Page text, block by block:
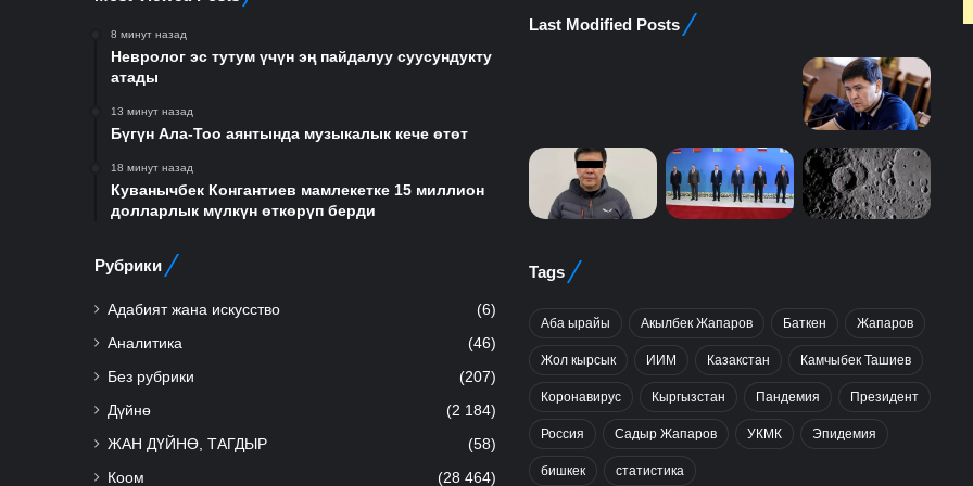
8 минут назад
Невролог эс тутум үчүн эң пайдалуу суусундукту
атады
13 минут назад
Бүгүн Ала-Тоо аянтында музыкалык кече өтөт
18 минут назад
Куванычбек Конгантиев мамлекетке 15 миллион
долларлык мүлкүн өткөрүп берди
Рубрики
Адабият жана искусство (6)
Аналитика (46)
Без рубрики (207)
Дүйнө (2 184)
ЖАН ДҮЙНӨ, ТАГДЫР (58)
Коом (28 464)
Last Modified Posts
Tags
Аба ырайы Акылбек Жапаров Баткен Жапаров
Жол кырсык ИИМ Казакстан Камчыбек Ташиев
Коронавирус Кыргызстан Пандемия Президент
Россия Садыр Жапаров УКМК Эпидемия
бишкек статистика